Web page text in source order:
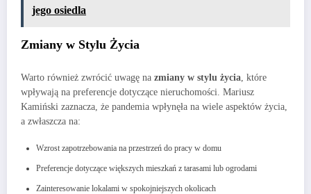
jego osiedla
Zmiany w Stylu Życia
Warto również zwrócić uwagę na zmiany w stylu życia , które
wpływają na preferencje dotyczące nieruchomości. Mariusz
Kamiński zaznacza, że pandemia wpłynęła na wiele aspektów życia,
a zwłaszcza na:
Wzrost zapotrzebowania na przestrzeń do pracy w domu
Preferencje dotyczące większych mieszkań z tarasami lub ogrodami
Zainteresowanie lokalami w spokojniejszych okolicach